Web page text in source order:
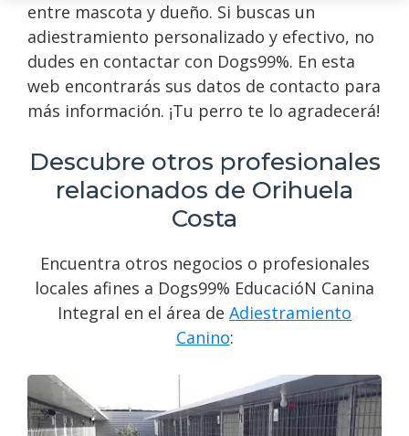
entre mascota y dueño. Si buscas un
adiestramiento personalizado y efectivo, no
dudes en contactar con Dogs99%. En esta
web encontrarás sus datos de contacto para
más información. ¡Tu perro te lo agradecerá!
Descubre otros profesionales
relacionados de Orihuela
Costa
Encuentra otros negocios o profesionales
locales afines a Dogs99% EducacióN Canina
Integral en el área de Adiestramiento
Canino: